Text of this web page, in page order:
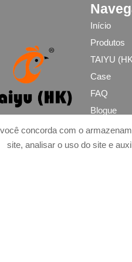
Os sistemas automáticos
e componentes
filtragem
As granjas modernas
os
de acordo
os requisitos de escala
produção
Recepção / WhatsApp:
Início
Produtos
TAIYU
Case
FAQ
Blogue
Vídeo
Solução
concorda com o
site, analisar o uso do site e